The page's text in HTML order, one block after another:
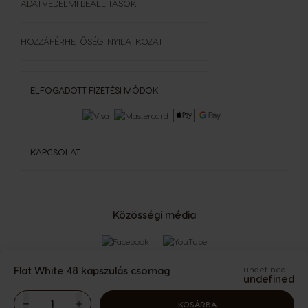
Közösségi média
ELFOGADOTT FIZETÉSI MÓDOK
KAPCSOLAT
ADATVÉDELMI BEÁLLÍTÁSOK
HOZZÁFÉRHETŐSÉGI NYILATKOZAT
Flat White 48 kapszulás csomag undefined
undefined
KOSÁRBA